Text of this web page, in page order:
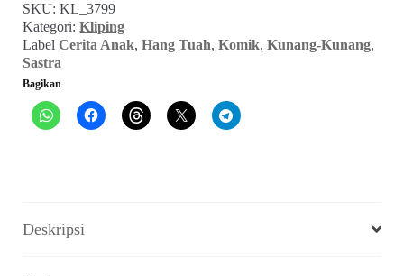
(Kunang-
Kunang,
Mei
1949)
SKU:KL_3799
Kategori:Kliping
LabelCerita Anak,Hang Tuah,Komik,Kunang-Kunang,
Sastra
Bagikan
Deskripsi